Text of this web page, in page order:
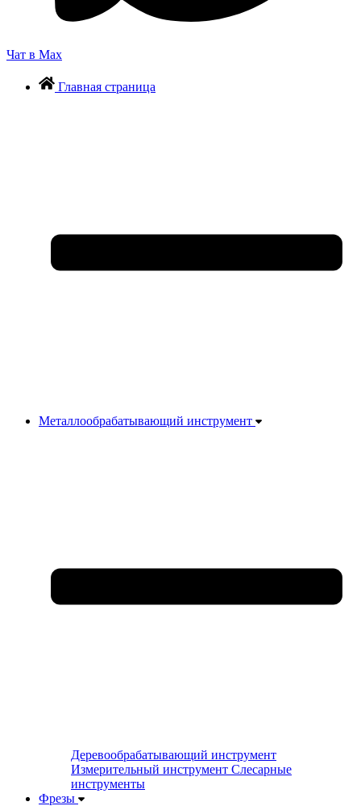
Чат в Max
Главная страница
Металлообрабатывающий инструмент
Деревообрабатывающий инструмент
Измерительный инструмент Слесарные
инструменты
Фрезы